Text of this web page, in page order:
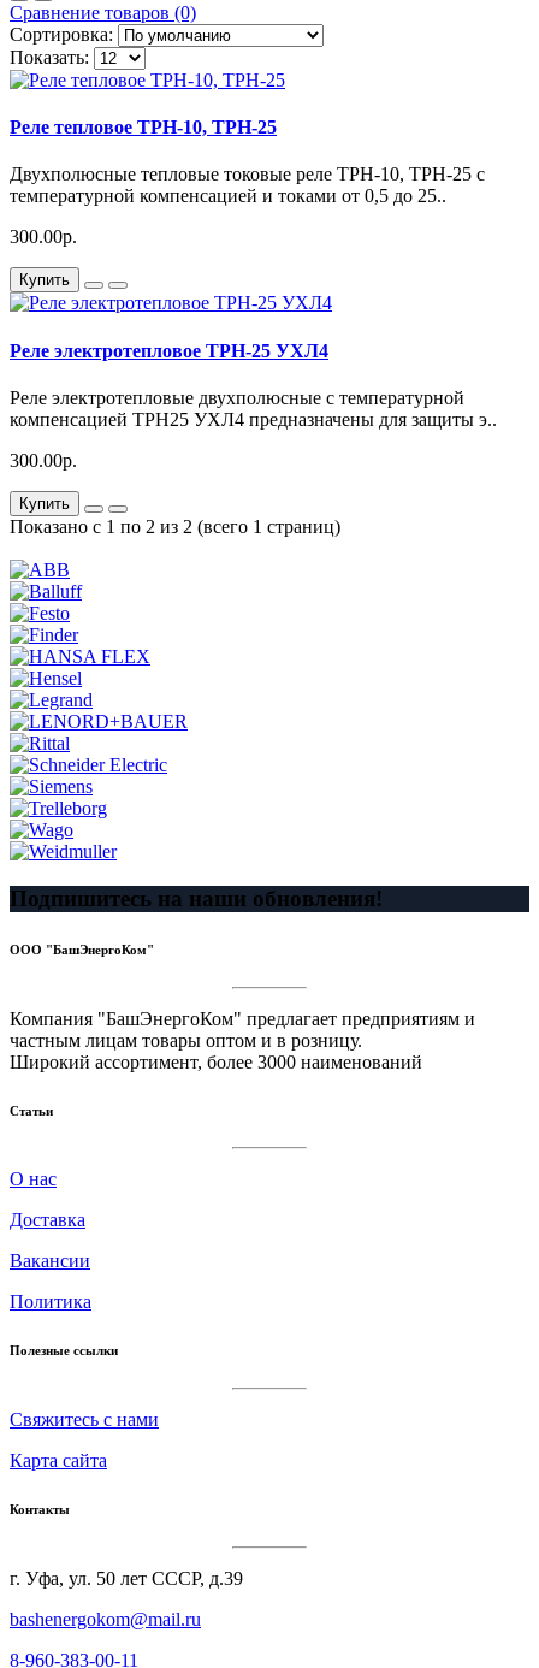
Сравнение товаров (0)
Сортировка:
Показать:
Реле тепловое ТРН-10, ТРН-25
Двухполюсные тепловые токовые реле ТРН-10, ТРН-25 с
температурной компенсацией и токами от 0,5 до 25..
300.00р.
Купить
Реле электротепловое ТРН-25 УХЛ4
Реле электротепловые двухполюсные с температурной
компенсацией ТРН25 УХЛ4 предназначены для защиты э..
300.00р.
Купить
Показано с 1 по 2 из 2 (всего 1 страниц)
Подпишитесь на наши обновления!
ООО "БашЭнергоКом"
Компания "БашЭнергоКом" предлагает предприятиям и
частным лицам товары оптом и в розницу.
Широкий ассортимент, более 3000 наименований
Статьи
О нас
Доставка
Вакансии
Политика
Полезные ссылки
Cвяжитесь с нами
Карта сайта
Контакты
г. Уфа, ул. 50 лет СССР, д.39
bashenergokom@mail.ru
8-960-383-00-11